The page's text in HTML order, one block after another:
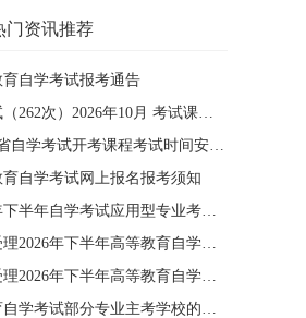
门资讯推荐
自学考试报考通告
四川省高等教育自学考试（262次）2026年10月 考试课程简表
关于公布2027年1月广东省自学考试开考课程考试时间安排和使用教材的通知
自学考试网上报名报考须知
关于西南财经大学2026年下半年自学考试应用型专业考籍更改办理的通知
四川省教育考试院关于受理2026年下半年高等教育自学考试省际转考申请的通告
四川省教育考试院关于受理2026年下半年高等教育自学考试考籍更改申请的通告
关于调整广东省高等教育自学考试部分专业主考学校的通知